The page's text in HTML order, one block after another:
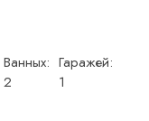
Ванных:
2
Гаражей:
1